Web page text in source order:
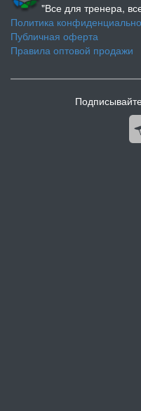
"Все для тренера,
Политика
Публичная оферта
Правила оптовой продажи